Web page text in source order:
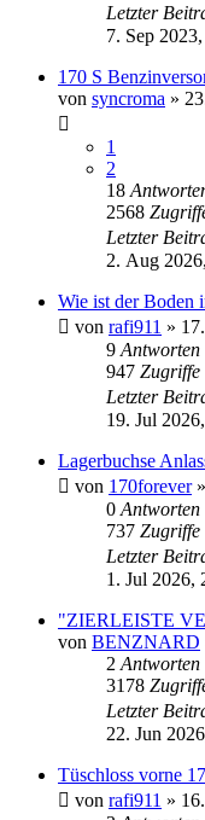
Letzter
7. Sep
170 S
von syncroma »
1
2
18
2568
Letzter
2. Aug
Wie ist der Boden
von rafi911 »
9 Antworten
947 Zugriffe
Letzter
19. Jul
Lagerbuchse
von 170forever»
0 Antworten
737 Zugriffe
Letzter
1. Jul 2026,
"ZIERLEISTE
von BENZNARD
2 Antworten
3178
Letzter
22. Jun
Tüschloss vorne
von rafi911 »